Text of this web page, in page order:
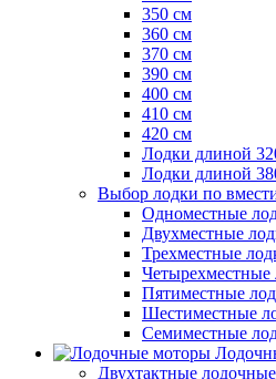
350 см
360 см
370 см
390 см
400 см
410 см
420 см
Лодки длиной
Лодки длиной
Выбор лодки по
Одноместные
Двухместные
Трехместные
Четырехместные
Пятиместные
Шестиместные
Семиместные
Двухтактные